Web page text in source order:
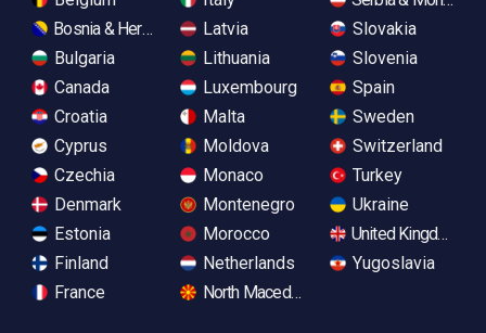
Bosnia & Herzegovina
Bulgaria
Canada
Croatia
Cyprus
Czechia
Denmark
Estonia
Finland
France
Latvia
Lithuania
Luxembourg
Malta
Moldova
Monaco
Montenegro
Morocco
Netherlands
North Macedonia
Slovakia
Slovenia
Spain
Sweden
Switzerland
Turkey
Ukraine
United Kingdom
Yugoslavia